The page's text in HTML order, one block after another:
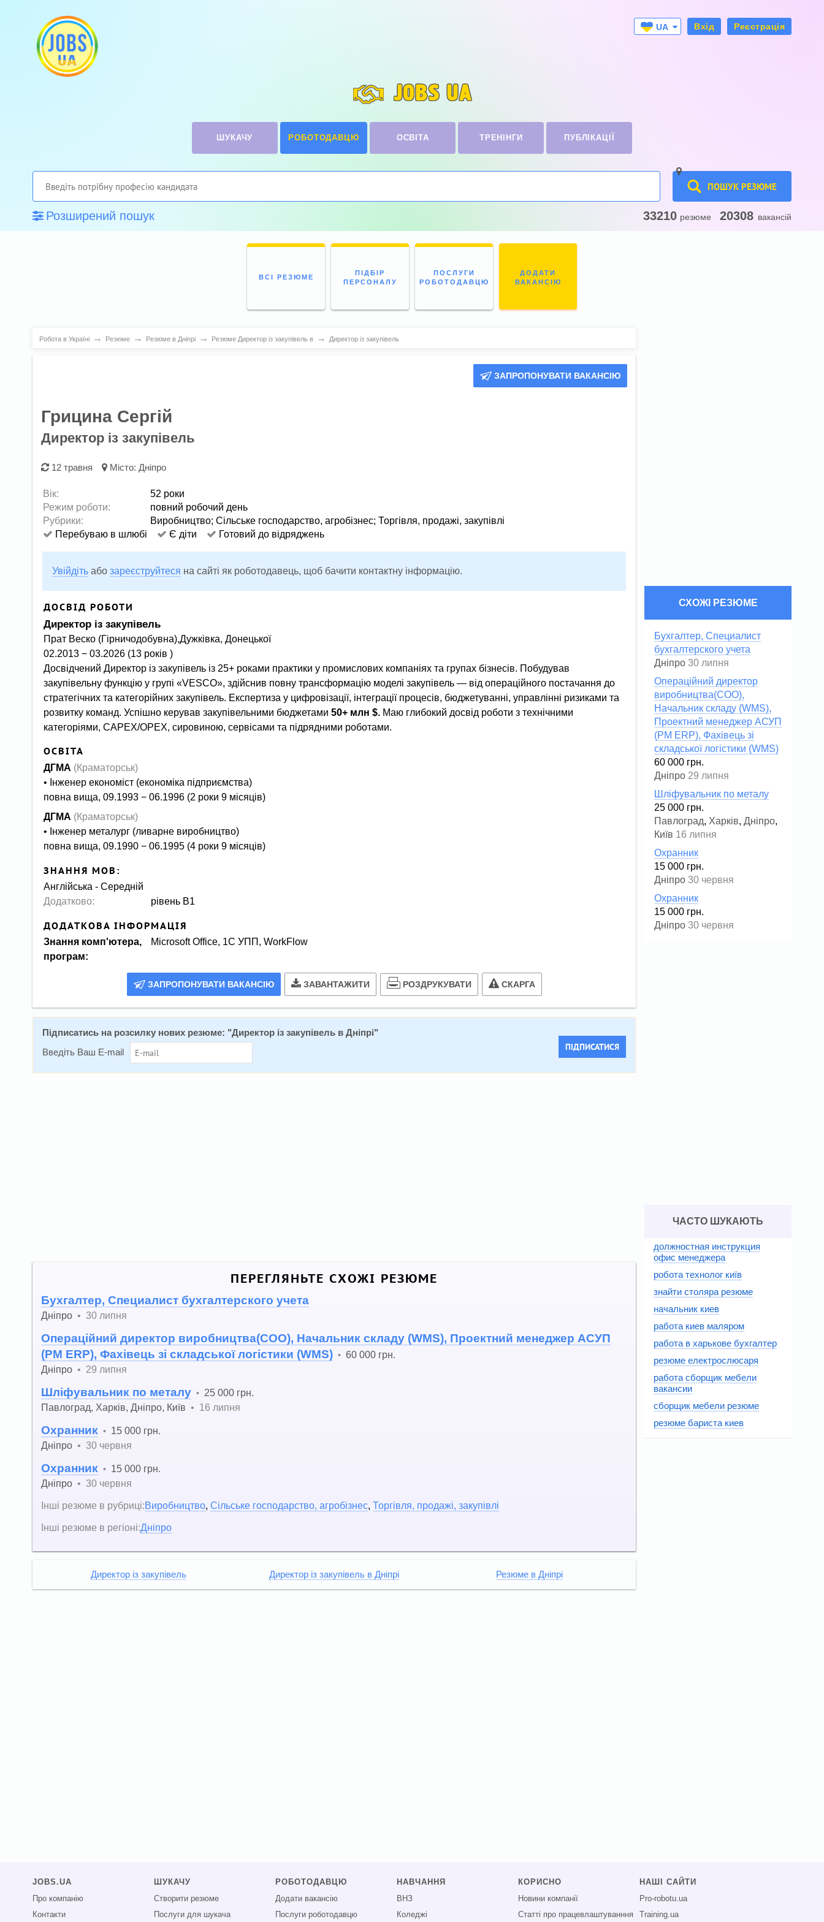
UA
Вхід Реєстрація
JOBS UA
ШУКАЧУ РОБОТОДАВЦЮ ОСВІТА ТРЕНІНГИ ПУБЛІКАЦІЇ
ПОШУК РЕЗЮМЕ
Розширений пошук 33210 резюме 20308 вакансій
ВСІ РЕЗЮМЕ
ПІДБІР
ПЕРСОНАЛУ
ПОСЛУГИ
РОБОТОДАВЦЮ
ДОДАТИ
ВАКАНСІЮ
Робота в Україні → Резюме → Резюме в Дніпрі → Резюме Директор із закупівель в → Директор із закупівель
ЗАПРОПОНУВАТИ ВАКАНСІЮ
Грицина Сергій
Директор із закупівель
12 травня Місто:Дніпро
Вік:
52 роки
Режим роботи:
повний робочий день
Рубрики:
Виробництво; Сільське господарство, агробізнес; Торгівля, продажі, закупівлі
Перебуваю в шлюбі
Є діти Готовий до відряджень
Увійдіть або зареєструйтеся на сайті як роботодавець, щоб бачити контактну інформацію.
ДОСВІД РОБОТИ
Директор із закупівель
Прат Веско (Гірничодобувна),
Дужківка, Донецької
02.2013 − 03.2026 (13 років )
Досвідчений Директор із закупівель із 25+ роками практики у промислових компаніях та групах бізнесів. Побудував
закупівельну функцію у групі «VESCO», здійснив повну трансформацію моделі закупівель — від операційного постачання до
стратегічних та категорійних закупівель. Експертиза у цифровізації, інтеграції процесів, бюджетуванні, управлінні ризиками та
розвитку команд. Успішно керував закупівельними бюджетами 50+ млн $. Маю глибокий досвід роботи з технічними
категоріями, CAPEX/OPEX, сировиною, сервісами та підрядними роботами.
ОСВІТА
ДГМА (Краматорськ)
• Інженер економіст (економіка підприємства)
повна вища, 09.1993 − 06.1996 (2 роки 9 місяців)
ДГМА (Краматорськ)
• Інженер металург (ливарне виробництво)
повна вища, 09.1990 − 06.1995 (4 роки 9 місяців)
ЗНАННЯ МОВ:
Англійська - Середній
Додатково:
рівень В1
ДОДАТКОВА ІНФОРМАЦІЯ
Знання комп'ютера,
програм:
Microsoft Office, 1С УПП, WorkFlow
ЗАПРОПОНУВАТИ ВАКАНСІЮ ЗАВАНТАЖИТИ РОЗДРУКУВАТИ СКАРГА
Підписатись на розсилку нових резюме: "Директор із закупівель в Дніпрі"
Введіть Ваш E-mail
ПІДПИСАТИСЯ
ПЕРЕГЛЯНЬТЕ СХОЖІ РЕЗЮМЕ
Бухгалтер, Специалист бухгалтерского учета
Дніпро • 30 липня
Операційний директор виробництва(COO), Начальник складу (WMS), Проектний менеджер АСУП
(PM ERP), Фахівець зі складської логістики (WMS) • 60 000 грн.
Дніпро • 29 липня
Шліфувальник по металу • 25 000 грн.
Павлоград, Харків, Дніпро, Київ • 16 липня
Охранник • 15 000 грн.
Дніпро • 30 червня
Охранник • 15 000 грн.
Дніпро • 30 червня
Інші резюме в рубриці:Виробництво, Сільське господарство, агробізнес, Торгівля, продажі, закупівлі
Інші резюме в регіоні:Дніпро
Директор із закупівель Директор із закупівель в Дніпрі Резюме в Дніпрі
СХОЖІ РЕЗЮМЕ
Бухгалтер, Специалист
бухгалтерского учета
Дніпро 30 липня
Операційний директор
виробництва(COO),
Начальник складу (WMS),
Проектний менеджер АСУП
(PM ERP), Фахівець зі
складської логістики (WMS)
60 000 грн.
Дніпро 29 липня
Шліфувальник по металу
25 000 грн.
Павлоград, Харків, Дніпро,
Київ 16 липня
Охранник
15 000 грн.
Дніпро 30 червня
Охранник
15 000 грн.
Дніпро 30 червня
ЧАСТО ШУКАЮТЬ
должностная инструкция
офис менеджера
робота технолог київ
знайти столяра резюме
начальник киев
работа киев маляром
работа в харькове бухгалтер
резюме електрослюсаря
работа сборщик мебели
вакансии
сборщик мебели резюме
резюме бариста киев
JOBS.UA
Про компанію
Контакти
ШУКАЧУ
Створити резюме
Послуги для шукача
РОБОТОДАВЦЮ
Додати вакансію
Послуги роботодавцю
НАВЧАННЯ
ВНЗ
Коледжі
КОРИСНО
Новини компанії
Статті про працевлаштуванння
НАШІ САЙТИ
Pro-robotu.ua
Training.ua